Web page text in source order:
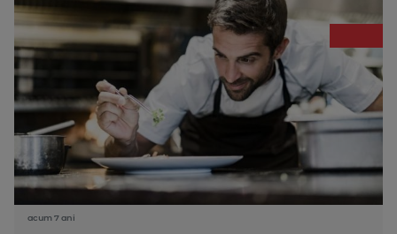
acum 7 ani